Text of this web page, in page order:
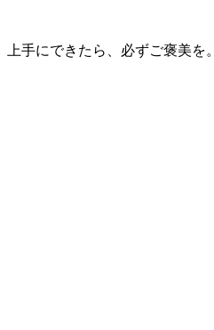
手にできたら、必ずご褒美を。